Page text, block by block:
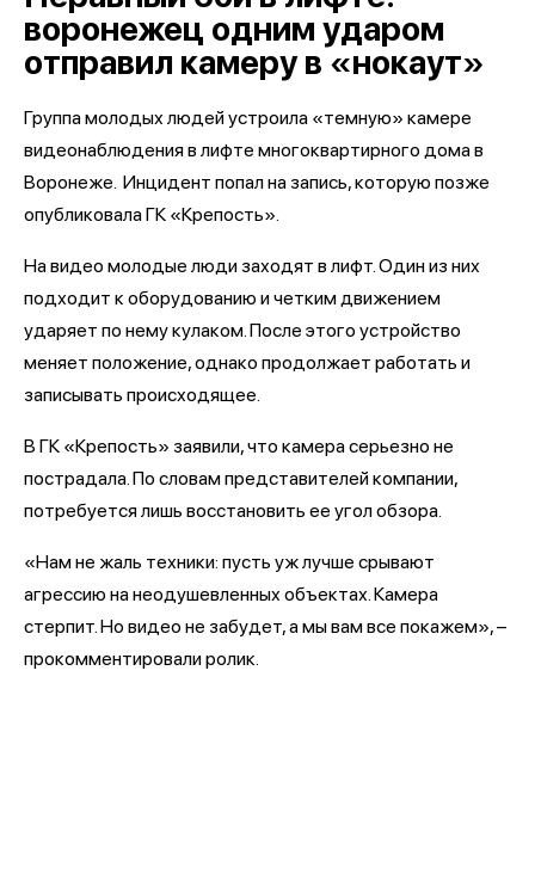
воронежец одним ударом
отправил камеру в «нокаут»
Группа молодых людей устроила «темную» камере
видеонаблюдения в лифте многоквартирного дома в
Воронеже. Инцидент попал на запись, которую позже
опубликовала ГК «Крепость».
На видео молодые люди заходят в лифт. Один из них
подходит к оборудованию и четким движением
ударяет по нему кулаком. После этого устройство
меняет положение, однако продолжает работать и
записывать происходящее.
В ГК «Крепость» заявили, что камера серьезно не
пострадала. По словам представителей компании,
потребуется лишь восстановить ее угол обзора.
«Нам не жаль техники: пусть уж лучше срывают
агрессию на неодушевленных объектах. Камера
стерпит. Но видео не забудет, а мы вам все покажем», –
прокомментировали ролик.